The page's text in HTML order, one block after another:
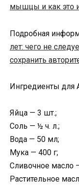
мышцы и как это
Подробная
лет: чего не
сохранить
Ингредиенты для
Яйца — 3 шт.;
Соль — ½ ч. л.;
Вода — 50 мл;
Мука — 400 г;
Сливочное масло
Растительное